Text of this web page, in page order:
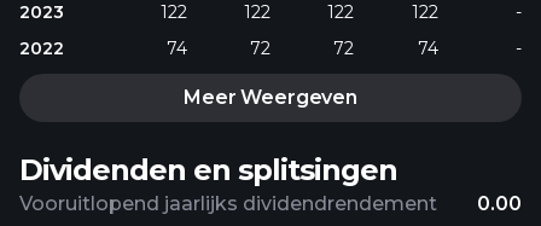
2023
122 122 122 122
-
2022
74 72 72 74 -
Meer Weergeven
Dividenden en splitsingen
Vooruitlopend jaarlijks dividendrendement 0.00